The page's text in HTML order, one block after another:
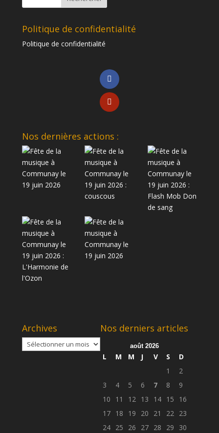
Politique de confidentialité
Politique de confidentialité
Nos dernières actions :
Archives
Archives
Nos derniers articles
août 2026
L M M J V S
D
1
2
3
4 5 6 7 8
9
10
11 12 13 14 15
16
17 18 19 20 21 22
23
24 25 26 27 28 29 30